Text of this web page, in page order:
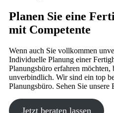
Planen Sie eine
mit Competente
Wenn auch Sie vollkommen
Individuelle Planung einer
Planungsbüro erfahren
unverbindlich. Wir sind ein top
Planungsbüro. Sehen Sie unsere
Jetzt beraten lassen